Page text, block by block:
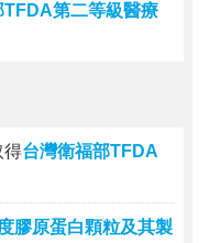
TFDA第二等級醫療
得台灣衛福部TFDA
膠原蛋白顆粒及其製